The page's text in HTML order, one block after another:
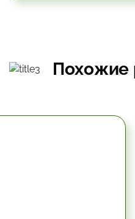
Похожие